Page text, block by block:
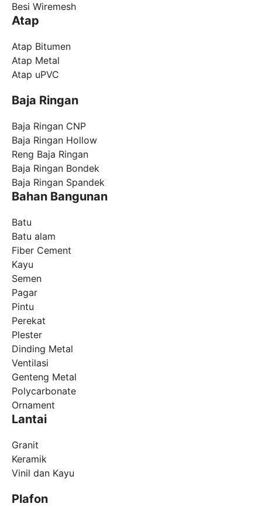
Besi Wiremesh
Atap
Atap Bitumen
Atap Metal
Atap uPVC
Baja Ringan
Baja Ringan CNP
Baja Ringan Hollow
Reng Baja Ringan
Baja Ringan Bondek
Baja Ringan Spandek
Bahan Bangunan
Batu
Batu alam
Fiber Cement
Kayu
Semen
Pagar
Pintu
Perekat
Plester
Dinding Metal
Ventilasi
Genteng Metal
Polycarbonate
Ornament
Lantai
Granit
Keramik
Vinil dan Kayu
Plafon